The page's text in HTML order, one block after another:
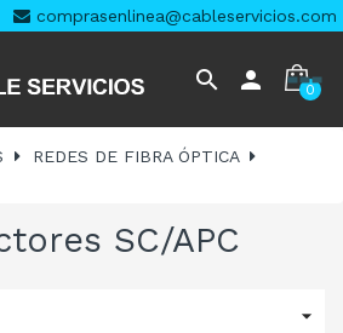
comprasenlinea@cableservicios.com
search person 0
REDES DE FIBRA ÓPTICA
SC/APC
